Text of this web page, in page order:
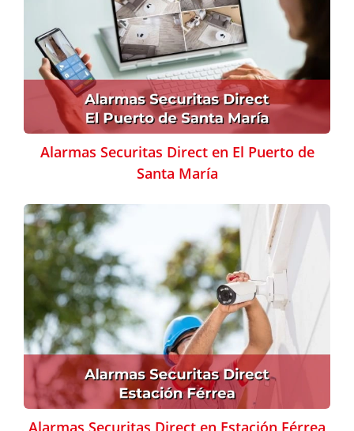
Alarmas Securitas Direct en El Puerto de
Santa María
Alarmas Securitas Direct en Estación Férrea